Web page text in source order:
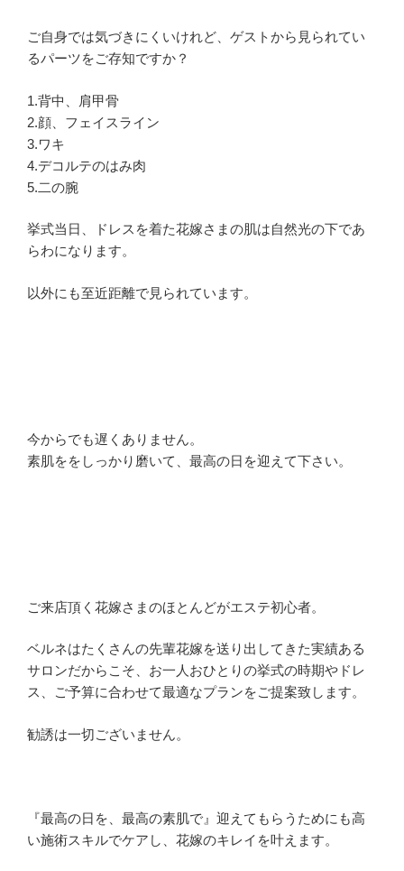
ご自身では気づきにくいけれど、ゲストから見られてい
るパーツをご存知ですか？
1.背中、肩甲骨
2.顔、フェイスライン
3.ワキ
4.デコルテのはみ肉
5.二の腕
挙式当日、ドレスを着た花嫁さまの肌は自然光の下であ
らわになります。
以外にも至近距離で見られています。
今からでも遅くありません。
素肌ををしっかり磨いて、最高の日を迎えて下さい。
ご来店頂く花嫁さまのほとんどがエステ初心者。
ベルネはたくさんの先輩花嫁を送り出してきた実績ある
サロンだからこそ、お一人おひとりの挙式の時期やドレ
ス、ご予算に合わせて最適なプランをご提案致します。
勧誘は一切ございません。
『最高の日を、最高の素肌で』迎えてもらうためにも高
い施術スキルでケアし、花嫁のキレイを叶えます。